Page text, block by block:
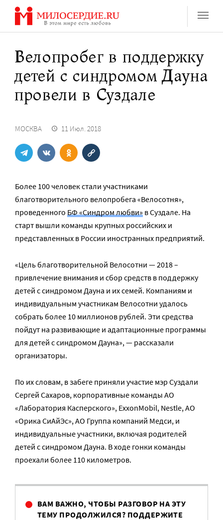
Перейти
содержанию
Велопробег в поддержку
детей с синдромом Дауна
провели в Суздале
МОСКВА 11 Июл. 2018
Более 100 человек стали участниками
благотворительного велопробега «Велосотня»,
проведенного БФ «Синдром любви» в Суздале. На
старт вышли команды крупных российских и
представленных в России иностранных предприятий.
«Цель благотворительной Велосотни — 2018 –
привлечение внимания и сбор средств в поддержку
детей с синдромом Дауна и их семей. Компаниям и
индивидуальным участникам Велосотни удалось
собрать более 10 миллионов рублей. Эти средства
пойдут на развивающие и адаптационные программы
для детей с синдромом Дауна», — рассказали
организаторы.
По их словам, в забеге приняли участие мэр Суздали
Сергей Сахаров, корпоративные команды АО
«Лаборатория Касперского», ExxonMobil, Nestle, АО
«Орика СиАйЭс», АО Группа компаний Медси, и
индивидуальные участники, включая родителей
детей с синдромом Дауна. В ходе гонки команды
проехали более 110 километров.
ВАМ ВАЖНО, ЧТОБЫ РАЗГОВОР НА ЭТУ
ТЕМУ ПРОДОЛЖИЛСЯ? ПОДДЕРЖИТЕ